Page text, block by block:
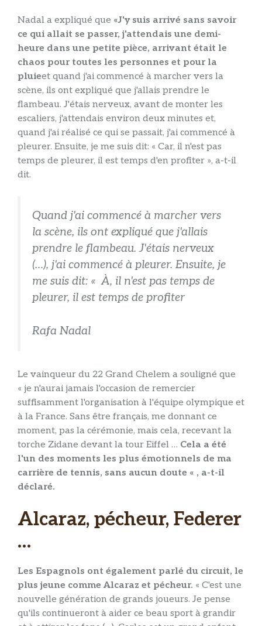
Nadal a expliqué que «J'y suis arrivé sans savoir
ce qui allait se passer, j'attendais une demi-
heure dans une petite pièce, arrivant était le
chaos pour toutes les personnes et pour la
pluieet quand j'ai commencé à marcher vers la
scène, ils ont expliqué que j'allais prendre le
flambeau. J'étais nerveux, avant de monter les
escaliers, j'attendais environ deux minutes et,
quand j'ai réalisé ce qui se passait, j'ai commencé à
pleurer. Ensuite, je me suis dit: « Car, il n'est pas
temps de pleurer, il est temps d'en profiter », a-t-il
dit.
Quand j'ai commencé à marcher vers
la scène, ils ont expliqué que j'allais
prendre le flambeau. J'étais nerveux
(…), j'ai commencé à pleurer. Ensuite, je
me suis dit: « À, il n'est pas temps de
pleurer, il est temps de profiter
Rafa Nadal
Le vainqueur du 22 Grand Chelem a souligné que
« je n'aurai jamais l'occasion de remercier
suffisamment l'organisation à l'équipe olympique et
à la France. Sans être français, me donnant ce
moment, pas la cérémonie, mais cela, recevant la
torche Zidane devant la tour Eiffel … Cela a été
l'un des moments les plus émotionnels de ma
carrière de tennis, sans aucun doute « , a-t-il
déclaré.
Alcaraz, pécheur, Federer
…
Les Espagnols ont également parlé du circuit, le
plus jeune comme Alcaraz et pécheur. « C'est une
nouvelle génération de grands joueurs. Je pense
qu'ils continueront à aider ce beau sport à grandir